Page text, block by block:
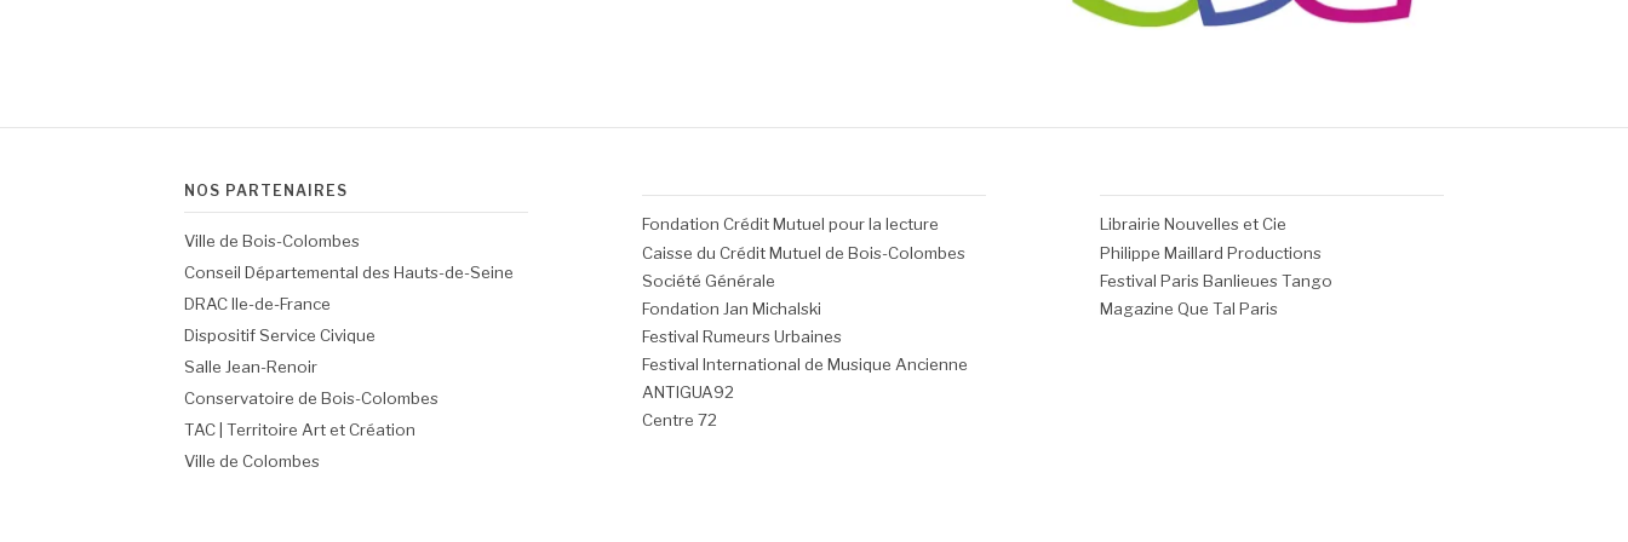
NOS PARTENAIRES
Ville de Bois-Colombes
Conseil Départemental des Hauts-de-Seine
DRAC Ile-de-France
Dispositif Service Civique
Salle Jean-Renoir
Conservatoire de Bois-Colombes
TAC | Territoire Art et Création
Ville de Colombes
Fondation Crédit Mutuel pour la lecture
Caisse du Crédit Mutuel de Bois-Colombes
Société Générale
Fondation Jan Michalski
Festival Rumeurs Urbaines
Festival International de Musique Ancienne
ANTIGUA92
Centre 72
Librairie Nouvelles et Cie
Philippe Maillard Productions
Festival Paris Banlieues Tango
Magazine Que Tal Paris